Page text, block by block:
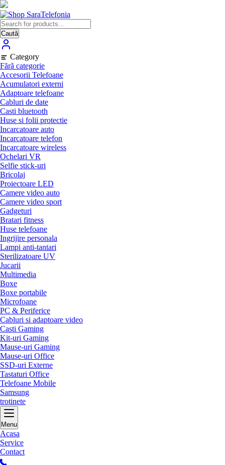
Skip
to
content
Caută
Category
Fără categorie
Accesorii Telefoane
Acumulatori externi
Adaptoare telefoane
Cabluri de date
Casti bluetooth
Huse si folii protectie
Incarcatoare auto
Incarcatoare telefon
Incarcatoare wireless
Ochelari VR
Selfie stick-uri
Bricolaj
Proiectoare LED
Camere video auto
Camere video sport
Gadgeturi
Bratari fitness
Huse telefoane
Ingrijire personala
Lampi anti-tantari
Sterilizatoare UV
Jucarii
Multimedia
Boxe
Boxe portabile
Microfoane
PC & Periferice
Cabluri si adaptoare video
Casti Gaming
Kit-uri Gaming
Mause-uri Gaming
Mause-uri Office
SSD-uri Externe
Tastaturi Office
Telefoane Mobile
Samsung
trotinete
Menu
Acasa
Service
Contact